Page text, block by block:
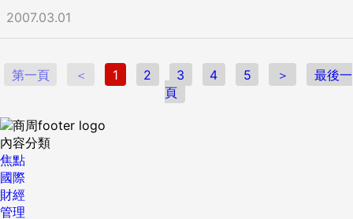
關製程上確實有漏洞，不徹底改革可能加速客戶轉單，但改革
卻可能拉高成本而降低競爭力。不論如何，三星這一波員工罹
癌事件恐怕很難簡單收場。 三星的事件，不免讓我們想起台
灣。韓國從1999年至今15年的經濟改革路線，走的其實就是台
灣七O、八O年代的政府計畫經濟路子。台灣在總統直選、政治
濟模式；雖然至今仍有許多人懷念計畫經濟的高速效率，但當
人民開始理解到環境、健康以及城鄉平衡之重要性不遜於經濟
發展時，那就註定回不去了。 我始終認為中央政府所帶動的計
畫經濟是一種禁藥，特別是這種仰賴少數幾家超強企業支撐國
家GDP的經濟模式，根本無法反應一個國家真正的經濟實力。
2007.03.01
第一頁 ＜ 1 2 3 4 5 ＞
最後一
頁
內容分類
焦點
國際
財經
管理